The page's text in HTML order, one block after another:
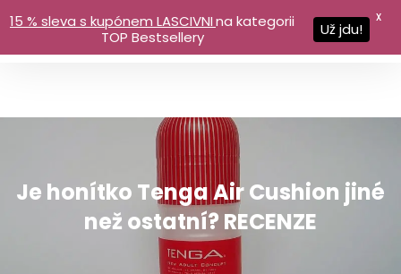
Je honítko Tenga Air Cushion jiné
než ostatní? RECENZE
15 % sleva s kupónem LASCIVNIna kategorii
TOP Bestsellery
Už jdu!
X